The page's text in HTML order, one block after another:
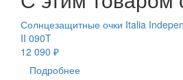
Солнцезащитные очки Italia
II 090T
12 090 ₽
Подробнее